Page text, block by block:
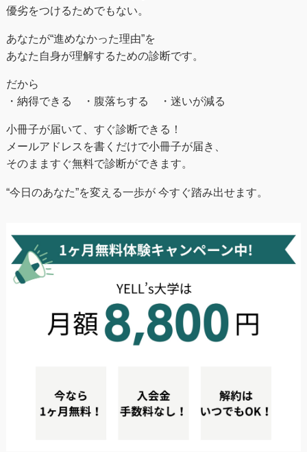
優劣をつけるためでもない。
あなたが“進めなかった理由”を
あなた自身が理解するための診断です。
だから
・納得できる ・腹落ちする ・迷いが減る
小冊子が届いて、すぐ診断できる！
メールアドレスを書くだけで小冊子が届き、
そのまますぐ無料で診断ができます。
“今日のあなた”を変える一歩が 今すぐ踏み出せます。